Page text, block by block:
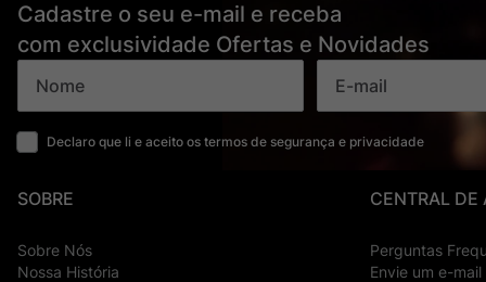
Cadastre o seu e-mail e receba
com exclusividade Ofertas e Novidades
Declaro que li e aceito os termos de segurança e privacidade
SOBRE
Sobre Nós
Nossa História
CENTRAL DE
Perguntas
Envie um e-mail